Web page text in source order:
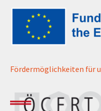
Fördermöglichkeiten für